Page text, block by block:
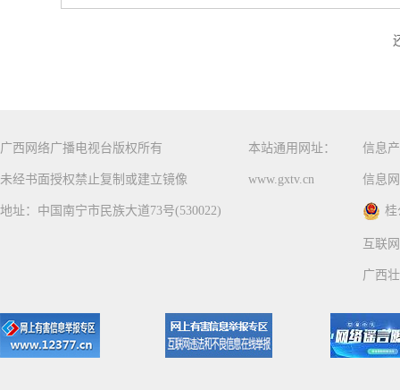
广西网络广播电视台版权所有
未经书面授权禁止复制或建立镜像
地址：中国南宁市民族大道73号(530022)
本站通用网址：
www.gxtv.cn
信息
信息
桂
互联
广西